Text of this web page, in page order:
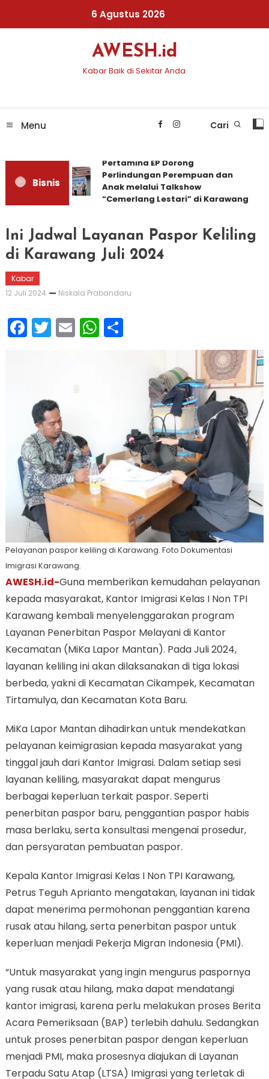
6 Agustus 2026
AWESH.id
Kabar Baik di Sekitar Anda
Menu Cari
Bisnis
Pertamina EP Dorong
Perlindungan Perempuan dan
Anak melalui Talkshow
“Cemerlang Lestari” di Karawang
Ini Jadwal Layanan Paspor Keliling
di Karawang Juli 2024
Kabar
12 Juli 2024
Niskala Prabandaru
Facebook
Twitter
EmailWhatsApp
Share
Pelayanan paspor keliling di Karawang. Foto Dokumentasi
Imigrasi Karawang.
AWESH.id-Guna memberikan kemudahan pelayanan
kepada masyarakat, Kantor Imigrasi Kelas I Non TPI
Karawang kembali menyelenggarakan program
Layanan Penerbitan Paspor Melayani di Kantor
Kecamatan (MiKa Lapor Mantan). Pada Juli 2024,
layanan keliling ini akan dilaksanakan di tiga lokasi
berbeda, yakni di Kecamatan Cikampek, Kecamatan
Tirtamulya, dan Kecamatan Kota Baru.
MiKa Lapor Mantan dihadirkan untuk mendekatkan
pelayanan keimigrasian kepada masyarakat yang
tinggal jauh dari Kantor Imigrasi. Dalam setiap sesi
layanan keliling, masyarakat dapat mengurus
berbagai keperluan terkait paspor. Seperti
penerbitan paspor baru, penggantian paspor habis
masa berlaku, serta konsultasi mengenai prosedur,
dan persyaratan pembuatan paspor.
Kepala Kantor Imigrasi Kelas I Non TPI Karawang,
Petrus Teguh Aprianto mengatakan, layanan ini tidak
dapat menerima permohonan penggantian karena
rusak atau hilang, serta penerbitan paspor untuk
keperluan menjadi Pekerja Migran Indonesia (PMI).
“Untuk masyarakat yang ingin mengurus paspornya
yang rusak atau hilang, maka dapat mendatangi
kantor imigrasi, karena perlu melakukan proses Berita
Acara Pemeriksaan (BAP) terlebih dahulu. Sedangkan
untuk proses penerbitan paspor dengan keperluan
menjadi PMI, maka prosesnya diajukan di Layanan
Terpadu Satu Atap (LTSA) Imigrasi yang terletak di